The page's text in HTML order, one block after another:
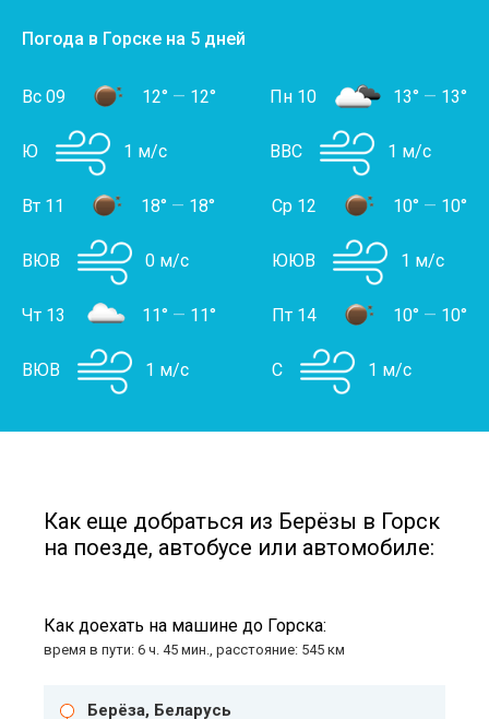
Погода в Горске на 5 дней
Вс 09 12° — 12°
Ю 1 м/с
Пн 10 13° — 13°
ВВС 1 м/с
Вт 11 18° — 18°
ВЮВ 0 м/с
Ср 12 10° — 10°
ЮЮВ 1 м/с
Чт 13 11° — 11°
ВЮВ 1 м/с
Пт 14 10° — 10°
С 1 м/с
Как еще добраться из Берёзы в Горск
на поезде, автобусе или автомобиле:
Как доехать на машине до Горска:
время в пути: 6 ч. 45 мин., расстояние: 545 км
Берёза, Беларусь